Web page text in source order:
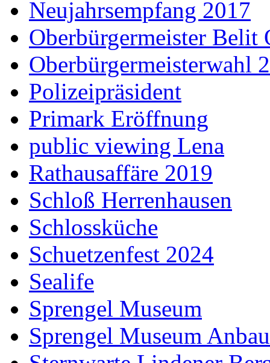
Neujahrsempfang 2017
Oberbürgermeister Belit
Oberbürgermeisterwahl
Polizeipräsident
Primark Eröffnung
public viewing Lena
Rathausaffäre 2019
Schloß Herrenhausen
Schlossküche
Schuetzenfest 2024
Sealife
Sprengel Museum
Sprengel Museum Anbau